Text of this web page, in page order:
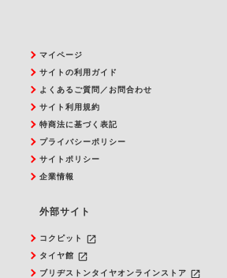
マイページ
サイトの利用ガイド
よくあるご質問／お問合わせ
サイト利用規約
特商法に基づく表記
プライバシーポリシー
サイトポリシー
企業情報
外部サイト
コクピット launch
タイヤ館 launch
ブリヂストンタイヤオンラインストア launch